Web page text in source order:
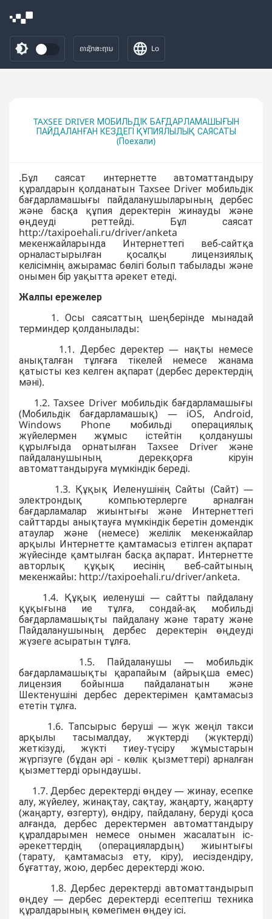
ຄາຊັກສະຖານ Lo
TAXSEE DRIVER МОБИЛЬДІК БАҒДАРЛАМАШЫҒЫН
ПАЙДАЛАНҒАН КЕЗДЕГІ ҚҰПИЯЛЫЛЫҚ САЯСАТЫ
(Поехали)
.Бұл саясат интернетте автоматтандыру
құралдарын қолданатын Taxsee Driver мобильдік
бағдарламашығы пайдаланушыларының дербес
және басқа құпия деректерін жинауды және
өңдеуді реттейді. Бұл саясат
http://taxipoehali.ru/driver/anketa
мекенжайларында Интернеттегі веб-сайтқа
орналастырылған қосалқы лицензиялық
келісімнің ажырамас бөлігі болып табылады және
онымен бір уақытта әрекет етеді.
Жалпы ережелер
1. Осы саясаттың шеңберінде мынадай
терминдер қолданылады:
1.1. Дербес деректер — нақты немесе
анықталған тұлғаға тікелей немесе жанама
қатысты кез келген ақпарат (дербес деректердің
мәні).
1.2. Taxsee Driver мобильдік бағдарламашығы
(Мобильдік бағдарламашық) — iOS, Android,
Windows Phone мобильді операциялық
жүйелермен жұмыс істейтін қолданушы
құрылғыда орнатылған Taxsee Driver және
пайдаланушының дерекқорға кіруін
автоматтандыруға мүмкіндік береді.
1.3. Құқық Иеленушінің Сайты (Сайт) —
электрондық компьютерлерге арналған
бағдарламалар жиынтығы және Интернеттегі
сайттарды анықтауға мүмкіндік беретін домендік
атаулар және (немесе) желілік мекенжайлар
арқылы Интернетте қамтамасыз етілген ақпарат
жүйесінде қамтылған басқа ақпарат. Интернетте
авторлық құқық иесінің веб-сайтының
мекенжайы: http://taxipoehali.ru/driver/anketa.
1.4. Құқық иеленуші — сайтты пайдалану
құқығына ие тұлға, сондай-ақ мобильді
бағдарламашықты пайдалану және тарату және
Пайдаланушының дербес деректерін өңдеуді
жүзеге асыратын тұлға.
1.5. Пайдаланушы — мобильдік
бағдарламашықты қарапайым (айрықша емес)
лицензия бойынша пайдаланатын және
Шектенушіні дербес деректерімен қамтамасыз
ететін тұлға.
1.6. Тапсырыс беруші — жүк жеңіл такси
арқылы тасымалдау, жүктерді (жүктерді)
жеткізуді, жүкті тиеу-түсіру жұмыстарын
жүргізуге (бұдан әрі - көлік қызметтері) арналған
қызметтерді орындаушы.
1.7. Дербес деректерді өңдеу — жинау, есепке
алу, жүйелеу, жинақтау, сақтау, жаңарту, жаңарту
(жаңарту, өзгерту), өндіру, пайдалану, беруді қоса
алғанда, дербес деректермен автоматтандыру
құралдарымен немесе онымен жасалатын іс-
әрекеттердің (операциялардың) жиынтығы
(тарату, қамтамасыз ету, кіру), иесіздендіру,
бұғаттау, жою, дербес деректерді жою.
1.8. Дербес деректерді автоматтандырып
өңдеу — дербес деректерді есептегіш техника
құралдарының көмегімен өңдеу ісі.